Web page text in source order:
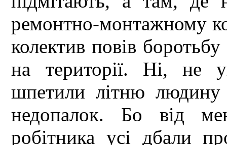
ремонтно-монтажному
колектив повів
на території. Ні, не
шпетили літню людину
недопалок. Бо від
робітника усі дбали